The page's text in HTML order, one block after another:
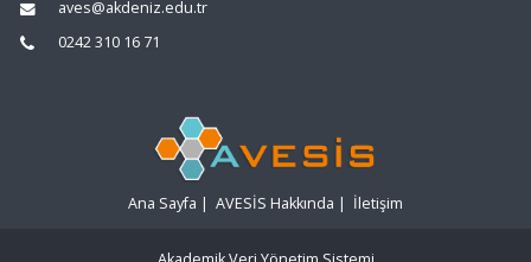
aves@akdeniz.edu.tr
0242 310 16 71
Ana Sayfa | AVESİS Hakkında | İletişim